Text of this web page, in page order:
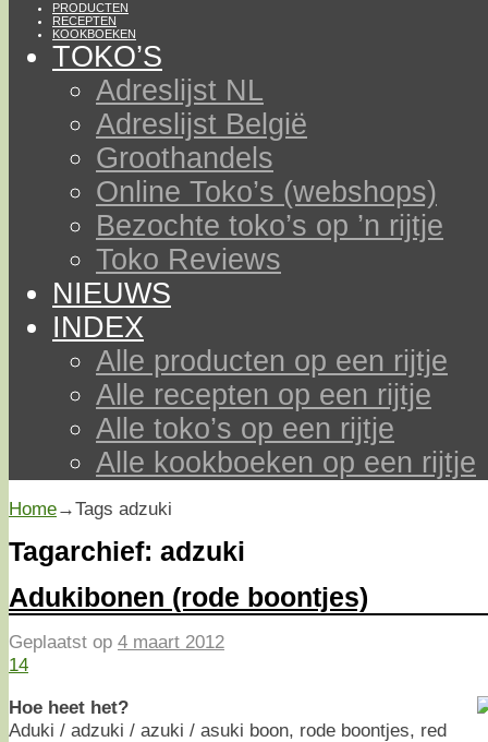
PRODUCTEN
RECEPTEN
KOOKBOEKEN
TOKO’S
Adreslijst NL
Adreslijst België
Groothandels
Online Toko’s (webshops)
Bezochte toko’s op ’n rijtje
Toko Reviews
NIEUWS
INDEX
Alle producten op een rijtje
Alle recepten op een rijtje
Alle toko’s op een rijtje
Alle kookboeken op een rijtje
Home→Tags adzuki
Tagarchief: adzuki
Adukibonen (rode boontjes)
Geplaatst op 4 maart 2012
14
Hoe heet het?
Aduki / adzuki / azuki / asuki boon, rode boontjes, red